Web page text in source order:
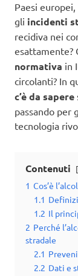
Paesi
gli incidenti
recidiva nei
esattamente?
normativa in
circolanti? In
c’è da sapere
passando per
tecnologia
Contenuti
1 Cos’è
1.1
1.2 Il
2 Perché
stradale
2.1
2.2 Dati e